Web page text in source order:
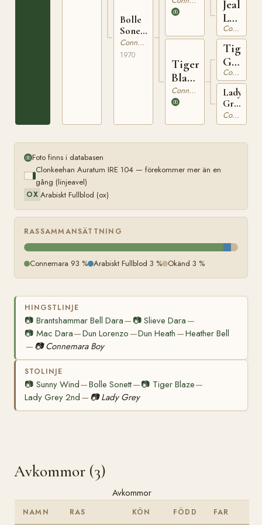
Bolle
Sonett
RC 171
Connemara
1970
Tiger
Blaze
RC
22
Connemara
Jealous
Lady
RC
9
Connemara
Tiger
Gill
IRE
68
Connemara
Lady
Grey
2nd
IRE
Connemara
Foto finns i databasen
Clonkeehan Auratum IRE 104 — förekommer mer än en
gång (linjeavel)
OX Arabiskt Fullblod (ox)
RASSAMMANSÄTTNING
Connemara 93 % Arabiskt Fullblod 3 % Okänd 3 %
HINGSTLINJE
📷 Brantshammar Bell Dara— 📷Slieve Dara —
📷 Mac Dara—Dun Lorenzo —Dun Heath —Heather Bell
— 📷 Connemara Boy
STOLINJE
📷 Sunny Wind—Bolle Sonett—📷 Tiger Blaze—
Lady Grey 2nd — 📷 Lady Grey
Avkommor (3)
Avkommor
NAMN RAS KÖN FÖDD FAR